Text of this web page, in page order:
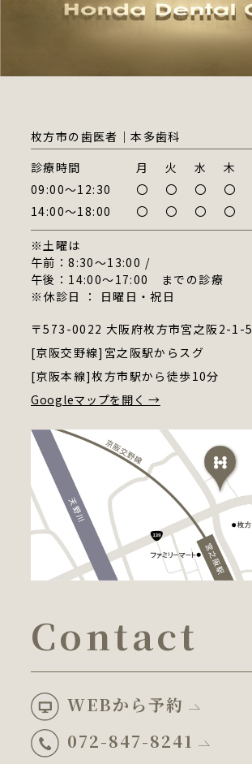
枚方市の歯医者｜本多歯科
診療時間
月 火 水 木
09:00～12:30
〇 〇 〇 〇
14:00～18:00
〇 〇 〇 〇
※土曜は
午前：8:30～13:00 /
午後：14:00～17:00 までの診療
※休診日 ： 日曜日・祝日
〒573-0022 大阪府枚方市宮之阪2-1-5
[京阪交野線]宮之阪駅からスグ
[京阪本線]枚方市駅から徒歩10分
Googleマップを開く →
Contact
WEBから予約
072-847-8241